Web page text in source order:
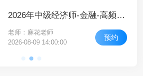
2026年中级经济师-金融-高频考点课-高频考点4
老师：麻花老师
2026-08-09 14:00:00
预约